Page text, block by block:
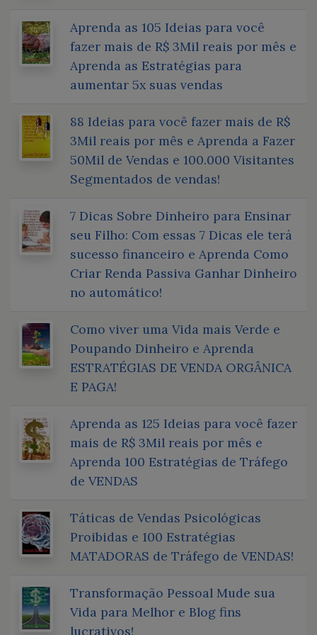
Aprenda as 105 Ideias para você
fazer mais de R$ 3Mil reais por mês e
Aprenda as Estratégias para
aumentar 5x suas vendas
88 Ideias para você fazer mais de R$
3Mil reais por mês e Aprenda a Fazer
50Mil de Vendas e 100.000 Visitantes
Segmentados de vendas!
7 Dicas Sobre Dinheiro para Ensinar
seu Filho: Com essas 7 Dicas ele terá
sucesso financeiro e Aprenda Como
Criar Renda Passiva Ganhar Dinheiro
no automático!
Como viver uma Vida mais Verde e
Poupando Dinheiro e Aprenda
ESTRATÉGIAS DE VENDA ORGÂNICA
E PAGA!
Aprenda as 125 Ideias para você fazer
mais de R$ 3Mil reais por mês e
Aprenda 100 Estratégias de Tráfego
de VENDAS
Táticas de Vendas Psicológicas
Proibidas e 100 Estratégias
MATADORAS de Tráfego de VENDAS!
Transformação Pessoal Mude sua
Vida para Melhor e Blog fins
lucrativos!